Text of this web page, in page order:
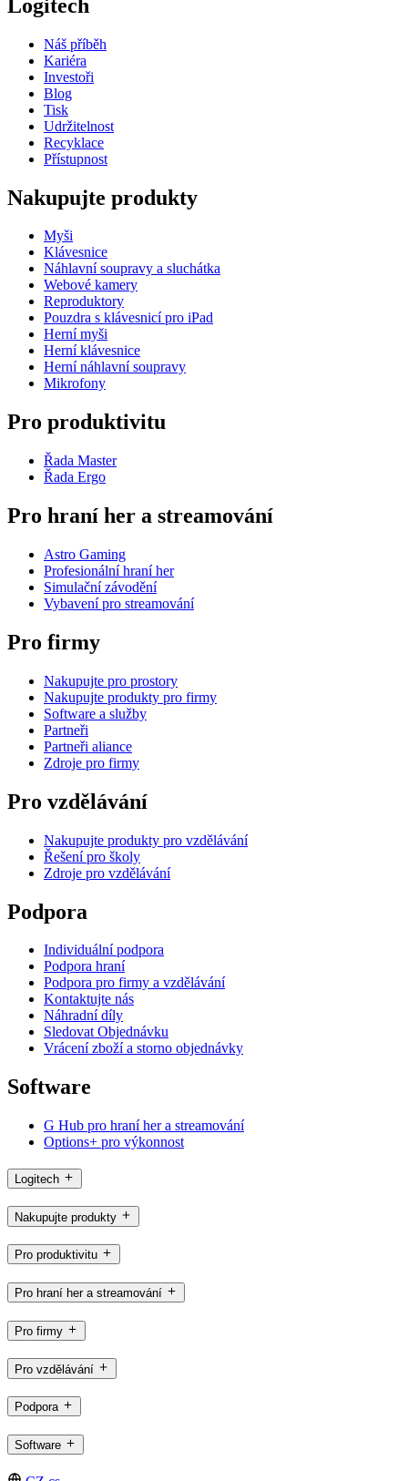
Logitech
Náš příběh
Kariéra
Investoři
Blog
Tisk
Udržitelnost
Recyklace
Přístupnost
Nakupujte produkty
Myši
Klávesnice
Náhlavní soupravy a sluchátka
Webové kamery
Reproduktory
Pouzdra s klávesnicí pro iPad
Herní myši
Herní klávesnice
Herní náhlavní soupravy
Mikrofony
Pro produktivitu
Řada Master
Řada Ergo
Pro hraní her a streamování
Astro Gaming
Profesionální hraní her
Simulační závodění
Vybavení pro streamování
Pro firmy
Nakupujte pro prostory
Nakupujte produkty pro firmy
Software a služby
Partneři
Partneři aliance
Zdroje pro firmy
Pro vzdělávání
Nakupujte produkty pro vzdělávání
Řešení pro školy
Zdroje pro vzdělávání
Podpora
Individuální podpora
Podpora hraní
Podpora pro firmy a vzdělávání
Kontaktujte nás
Náhradní díly
Sledovat Objednávku
Vrácení zboží a storno objednávky
Software
G Hub pro hraní her a streamování
Options+ pro výkonnost
Logitech
Nakupujte produkty
Pro produktivitu
Pro hraní her a streamování
Pro firmy
Pro vzdělávání
Podpora
Software